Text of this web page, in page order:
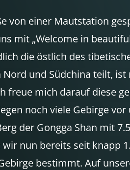
von einer Mautstation
mit „Welcome in
die östlich des
Nord und Südchina teilt,
freue mich darauf diese
noch viele Gebirge
der Gongga Shan mit
wir nun bereits seit knapp
bestimmt. Auf